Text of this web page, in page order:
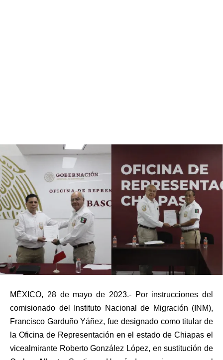
MÉXICO, 28 de mayo de 2023.- Por instrucciones del
comisionado del Instituto Nacional de Migración (INM),
Francisco Garduño Yáñez, fue designado como titular de
la Oficina de Representación en el estado de Chiapas el
vicealmirante Roberto González López, en sustitución de